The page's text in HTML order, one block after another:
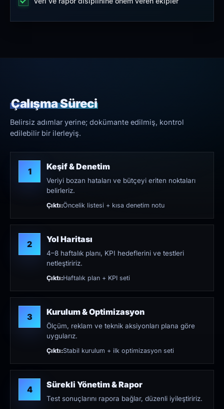
Çalışma Süreci
Belirsiz adımlar yerine; dokümante edilmiş, kontrol
edilebilir bir ilerleyiş.
1 Keşif & Denetim
Veriyi bozan hataları ve bütçeyi eriten noktaları
belirleriz.
Çıktı:Öncelik listesi + kısa denetim notu
2 Yol Haritası
4–8 haftalık planı, KPI hedeflerini ve testleri
netleştiririz.
Çıktı:Haftalık plan + KPI seti
3 Kurulum & Optimizasyon
Ölçüm, reklam ve teknik aksiyonları plana göre
uygularız.
Çıktı:Stabil kurulum + ilk optimizasyon seti
4 Sürekli Yönetim & Rapor
Test sonuçlarını rapora bağlar, düzenli iyileştiririz.